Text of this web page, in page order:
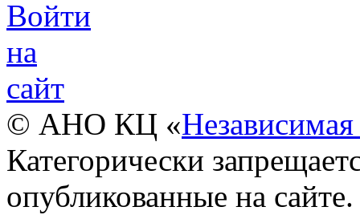
© АНО КЦ «Независимая
Категорически
опубликованные на сайте.